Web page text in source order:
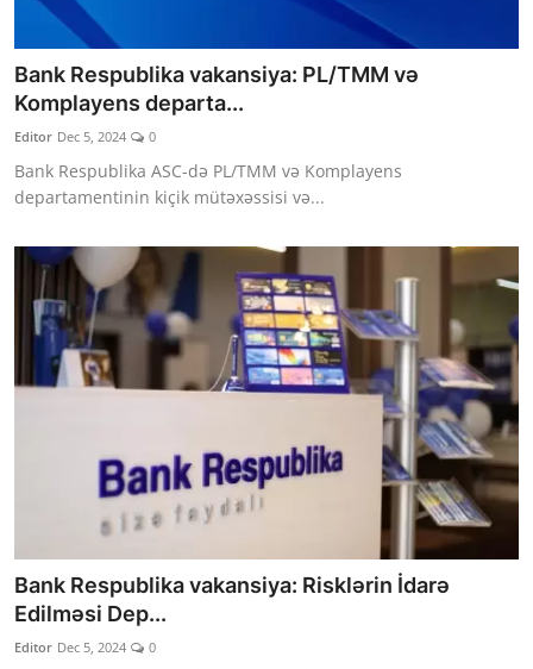
Bank Respublika vakansiya: PL/TMM və
Komplayens departa...
Editor Dec 5, 2024 0
Bank Respublika ASC-də PL/TMM və Komplayens
departamentinin kiçik mütəxəssisi və...
Bank Respublika vakansiya: Risklərin İdarə
Edilməsi Dep...
Editor Dec 5, 2024 0